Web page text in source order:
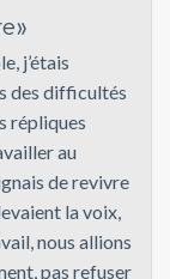
j’étais
des difficultés
répliques
au
de revivre
la voix,
nous allions
pas refuser